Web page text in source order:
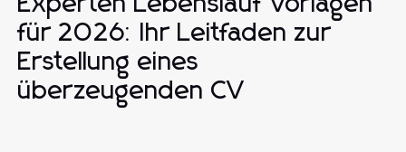
für 2026: Ihr Leitfaden zur
Erstellung eines
überzeugenden CV